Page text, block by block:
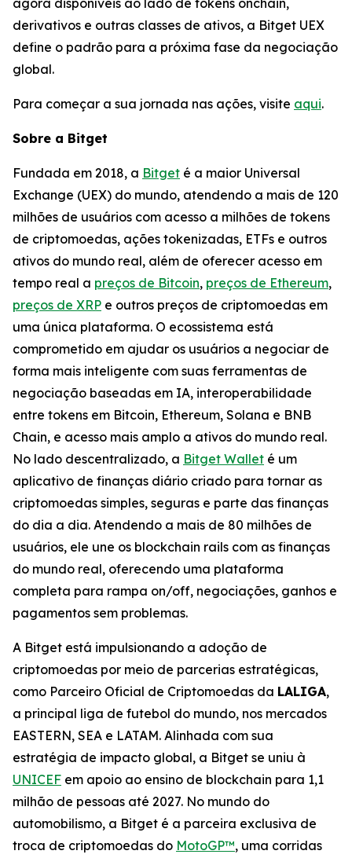
derivativos e outras classes de ativos, a Bitget UEX
define o padrão para a próxima fase da negociação
global.
Para começar a sua jornada nas ações, visite aqui.
Sobre a Bitget
Fundada em 2018, a Bitget é a maior Universal
Exchange (UEX) do mundo, atendendo a mais de 120
milhões de usuários com acesso a milhões de tokens
de criptomoedas, ações tokenizadas, ETFs e outros
ativos do mundo real, além de oferecer acesso em
tempo real a preços de Bitcoin, preços de Ethereum,
preços de XRP e outros preços de criptomoedas em
uma única plataforma. O ecossistema está
comprometido em ajudar os usuários a negociar de
forma mais inteligente com suas ferramentas de
negociação baseadas em IA, interoperabilidade
entre tokens em Bitcoin, Ethereum, Solana e BNB
Chain, e acesso mais amplo a ativos do mundo real.
No lado descentralizado, a Bitget Wallet é um
aplicativo de finanças diário criado para tornar as
criptomoedas simples, seguras e parte das finanças
do dia a dia. Atendendo a mais de 80 milhões de
usuários, ele une os blockchain rails com as finanças
do mundo real, oferecendo uma plataforma
completa para rampa on/off, negociações, ganhos e
pagamentos sem problemas.
A Bitget está impulsionando a adoção de
criptomoedas por meio de parcerias estratégicas,
como Parceiro Oficial de Criptomoedas da LALIGA,
a principal liga de futebol do mundo, nos mercados
EASTERN, SEA e LATAM. Alinhada com sua
estratégia de impacto global, a Bitget se uniu à
UNICEF em apoio ao ensino de blockchain para 1,1
milhão de pessoas até 2027. No mundo do
automobilismo, a Bitget é a parceira exclusiva de
troca de criptomoedas do MotoGP™, uma corridas